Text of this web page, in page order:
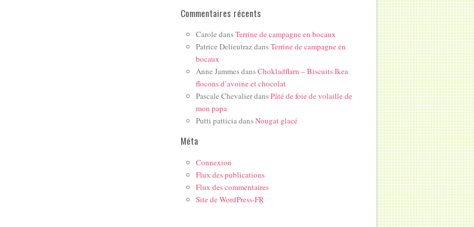
Commentaires récents
Carole dansTerrine de campagne en bocaux
Patrice DelieutrazdansTerrine de campagne en
bocaux
Anne JammesdansChokladflarn – Biscuits Ikea
flocons d’avoine et chocolat
Pascale ChevalierdansPâté de foie de volaille de
mon papa
Putti patticiadansNougat glacé
Méta
Connexion
Flux des publications
Flux des commentaires
Site de WordPress-FR